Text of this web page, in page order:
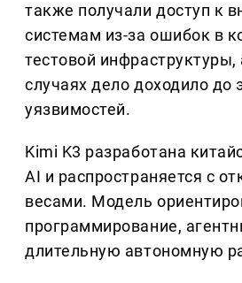
также получали доступ к
системам из-за ошибок в
тестовой
случаях дело доходило до
уязвимостей.
Kimi K3 разработана
AI и распространяется с
весами. Модель
программирование,
длительную автономную